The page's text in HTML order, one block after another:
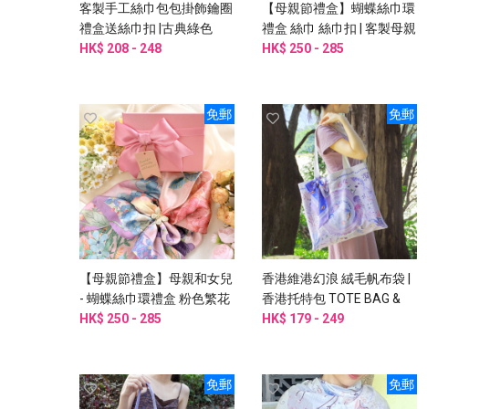
客製手工絲巾包包掛飾鑰圈
禮盒送絲巾扣 |古典綠色
HK$ 208 - 248
【母親節禮盒】蝴蝶絲巾環
禮盒 絲巾 絲巾扣 | 客製母親
心意卡片
HK$ 250 - 285
免郵
【母親節禮盒】母親和女兒
- 蝴蝶絲巾環禮盒 粉色繁花
升級版
HK$ 250 - 285
免郵
香港維港幻浪 絨毛帆布袋 |
香港托特包 TOTE BAG &
TWILLY
HK$ 179 - 249
免郵 免郵